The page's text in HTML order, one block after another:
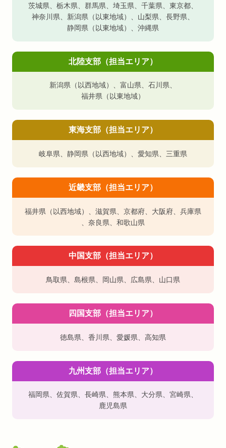
茨城県 栃木県 群馬県 埼玉県 千葉県 東京都
神奈川県
新潟県（以東地域） 山梨県 長野県
静岡県（以東地域）
沖縄県
北陸支部（担当エリア）
新潟県（以西地域） 、 富山県、 石川県、
福井県（以東地域）
東海支部（担当エリア）
岐阜県 静岡県（以西地域） 愛知県 三重県
近畿支部（担当エリア）
福井県（以西地域） 滋賀県 京都府 大阪府
兵庫県
奈良県 和歌山県
中国支部（担当エリア）
鳥取県 島根県 岡山県 広島県 山口県
四国支部（担当エリア）
徳島県 香川県 愛媛県 高知県
九州支部（担当エリア）
福岡県、 佐賀県、 長崎県、 熊本県、 大分県、 宮崎県、
鹿児島県